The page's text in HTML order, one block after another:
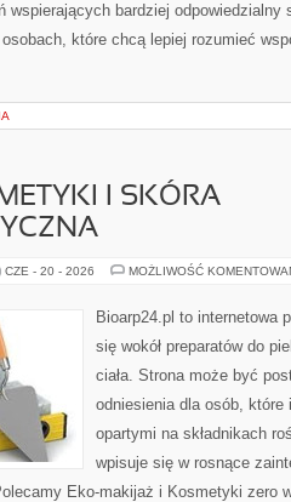
wspierających bardziej odpowiedzialny
które chcą lepiej rozumieć
I SKÓRA
CZE - 20 - 2026 MOŻLIWOŚĆ
Bioarp24.pl to internetowa
się wokół preparatów do
ciała. Strona może być
odniesienia dla osób,
opartymi na składnikach
wpisuje się w rosnące
Eko-makijaż i Kosmetyki zero